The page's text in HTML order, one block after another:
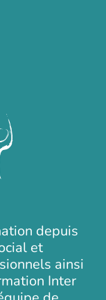
depuis
et
ainsi
Inter